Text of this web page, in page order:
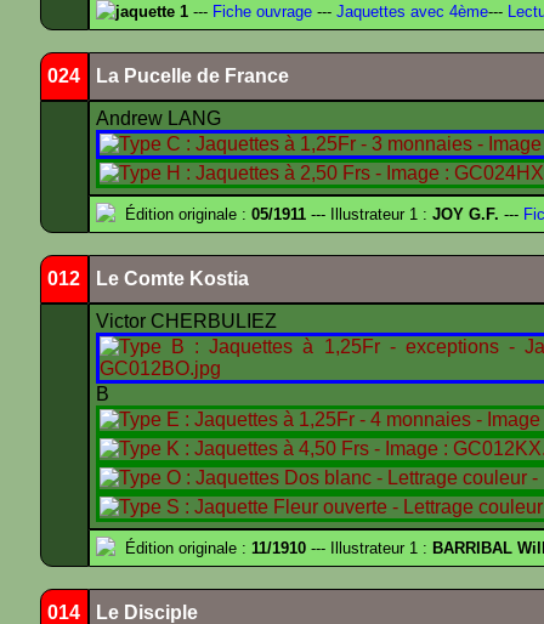
jaquette 1 --- Fiche ouvrage --- Jaquettes avec 4ème---
024 La Pucelle de France
Andrew LANG
Édition originale : 05/1911 --- Illustrateur 1 : JOY G.F. ---
012 Le Comte Kostia
Victor CHERBULIEZ
B
Édition originale : 11/1910 --- Illustrateur 1 : BARRIBAL
014 Le Disciple